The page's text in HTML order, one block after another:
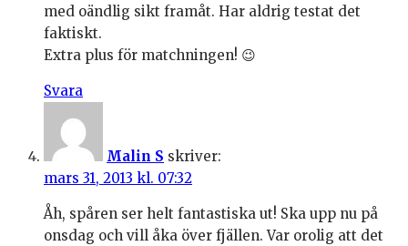
med oändlig sikt framåt. Har aldrig testat det
faktiskt.
Extra plus för matchningen! 😉
Svara
Malin S skriver:
mars 31, 2013 kl. 07:32
Åh, spåren ser helt fantastiska ut! Ska upp nu på
onsdag och vill åka över fjällen. Var orolig att det